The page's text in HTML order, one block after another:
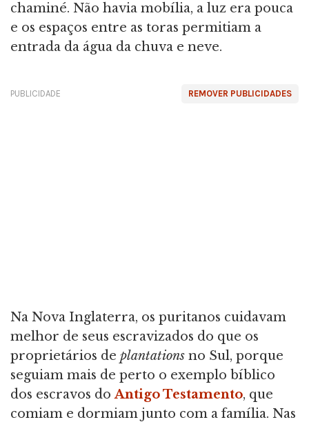
chaminé. Não havia mobília, a luz era pouca
e os espaços entre as toras permitiam a
entrada da água da chuva e neve.
REMOVER PUBLICIDADES
PUBLICIDADE
Na Nova Inglaterra, os puritanos cuidavam
melhor de seus escravizados do que os
proprietários de plantations no Sul, porque
seguiam mais de perto o exemplo bíblico
dos escravos doAntigo Testamento, que
comiam e dormiam junto com a família. Nas